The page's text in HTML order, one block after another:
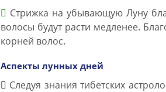
Стрижка на убывающую Луну
волосы будут расти медленее.
корней волос.
Аспекты лунных дней
Следуя знания тибетских